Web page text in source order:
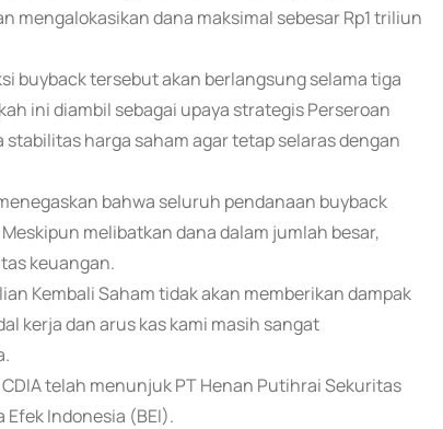
mengalokasikan dana maksimal sebesar Rp1 triliun
buyback tersebut akan berlangsung selama tiga
ini diambil sebagai upaya strategis Perseroan
harga saham agar tetap selaras dengan
bahwa seluruh pendanaan buyback
melibatkan dana dalam jumlah besar,
keuangan.
Kembali Saham tidak akan memberikan dampak
kerja dan arus kas kami masih sangat
telah menunjuk PT Henan Putihrai Sekuritas
Indonesia (BEI).